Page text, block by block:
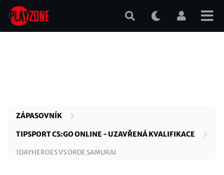
Přejít
hlavnímu
ZÁPASOVNÍK
TIPSPORT CS:GO ONLINE - UZAVŘENÁ KVALIFIKACE
1DAYHEROES VS ORDE SAMURAI